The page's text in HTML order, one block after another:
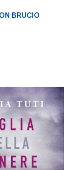
BRUCIO